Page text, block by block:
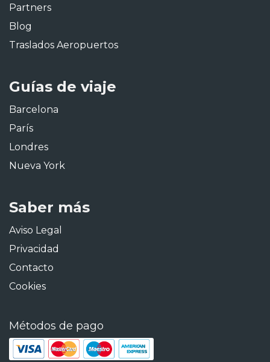
Partners
Blog
Traslados Aeropuertos
Guías de viaje
Barcelona
París
Londres
Nueva York
Saber más
Aviso Legal
Privacidad
Contacto
Cookies
Métodos de pago